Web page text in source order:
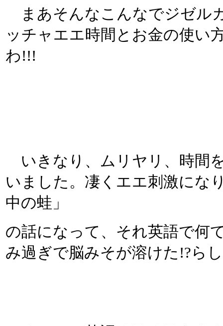
まあそんなこんなでジゼル
ッチャエエ時間とお金の使
わ!!!
いきなり、ムリヤリ、時間
いました。凄くエエ刺激に
中の蛙」
の話になって、それ英語で何
み過ぎで脳みそが溶けた!?ら